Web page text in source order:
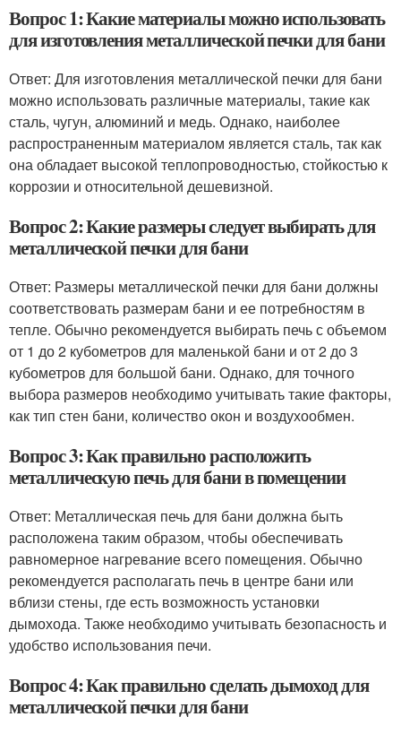
Вопрос 1: Какие материалы можно использовать
для изготовления металлической печки для бани
Ответ: Для изготовления металлической печки для бани
можно использовать различные материалы, такие как
сталь, чугун, алюминий и медь. Однако, наиболее
распространенным материалом является сталь, так как
она обладает высокой теплопроводностью, стойкостью к
коррозии и относительной дешевизной.
Вопрос 2: Какие размеры следует выбирать для
металлической печки для бани
Ответ: Размеры металлической печки для бани должны
соответствовать размерам бани и ее потребностям в
тепле. Обычно рекомендуется выбирать печь с объемом
от 1 до 2 кубометров для маленькой бани и от 2 до 3
кубометров для большой бани. Однако, для точного
выбора размеров необходимо учитывать такие факторы,
как тип стен бани, количество окон и воздухообмен.
Вопрос 3: Как правильно расположить
металлическую печь для бани в помещении
Ответ: Металлическая печь для бани должна быть
расположена таким образом, чтобы обеспечивать
равномерное нагревание всего помещения. Обычно
рекомендуется располагать печь в центре бани или
вблизи стены, где есть возможность установки
дымохода. Также необходимо учитывать безопасность и
удобство использования печи.
Вопрос 4: Как правильно сделать дымоход для
металлической печки для бани